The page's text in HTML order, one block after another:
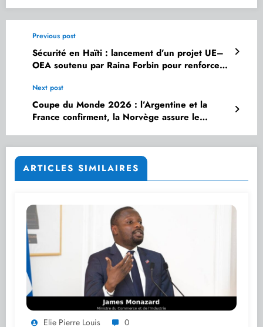
Previous post
Sécurité en Haïti : lancement d’un projet UE–
OEA soutenu par Raina Forbin pour renforcer
Next post
Coupe du Monde 2026 : l’Argentine et la
France confirment, la Norvège assure le
ARTICLES SIMILAIRES
Elie Pierre Louis 0